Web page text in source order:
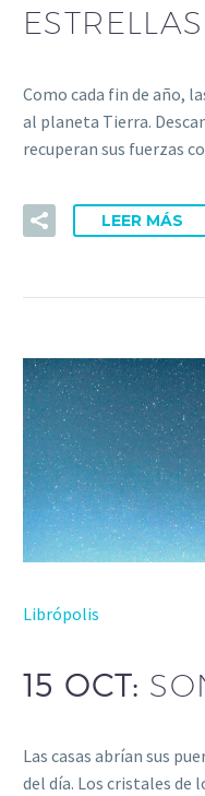
ESTRELLAS
Como cada fin de año,
al planeta Tierra.
recuperan sus fuerzas
LEER MÁS
Librópolis
15 OCT:
Las casas abrían sus
del día. Los cristales de